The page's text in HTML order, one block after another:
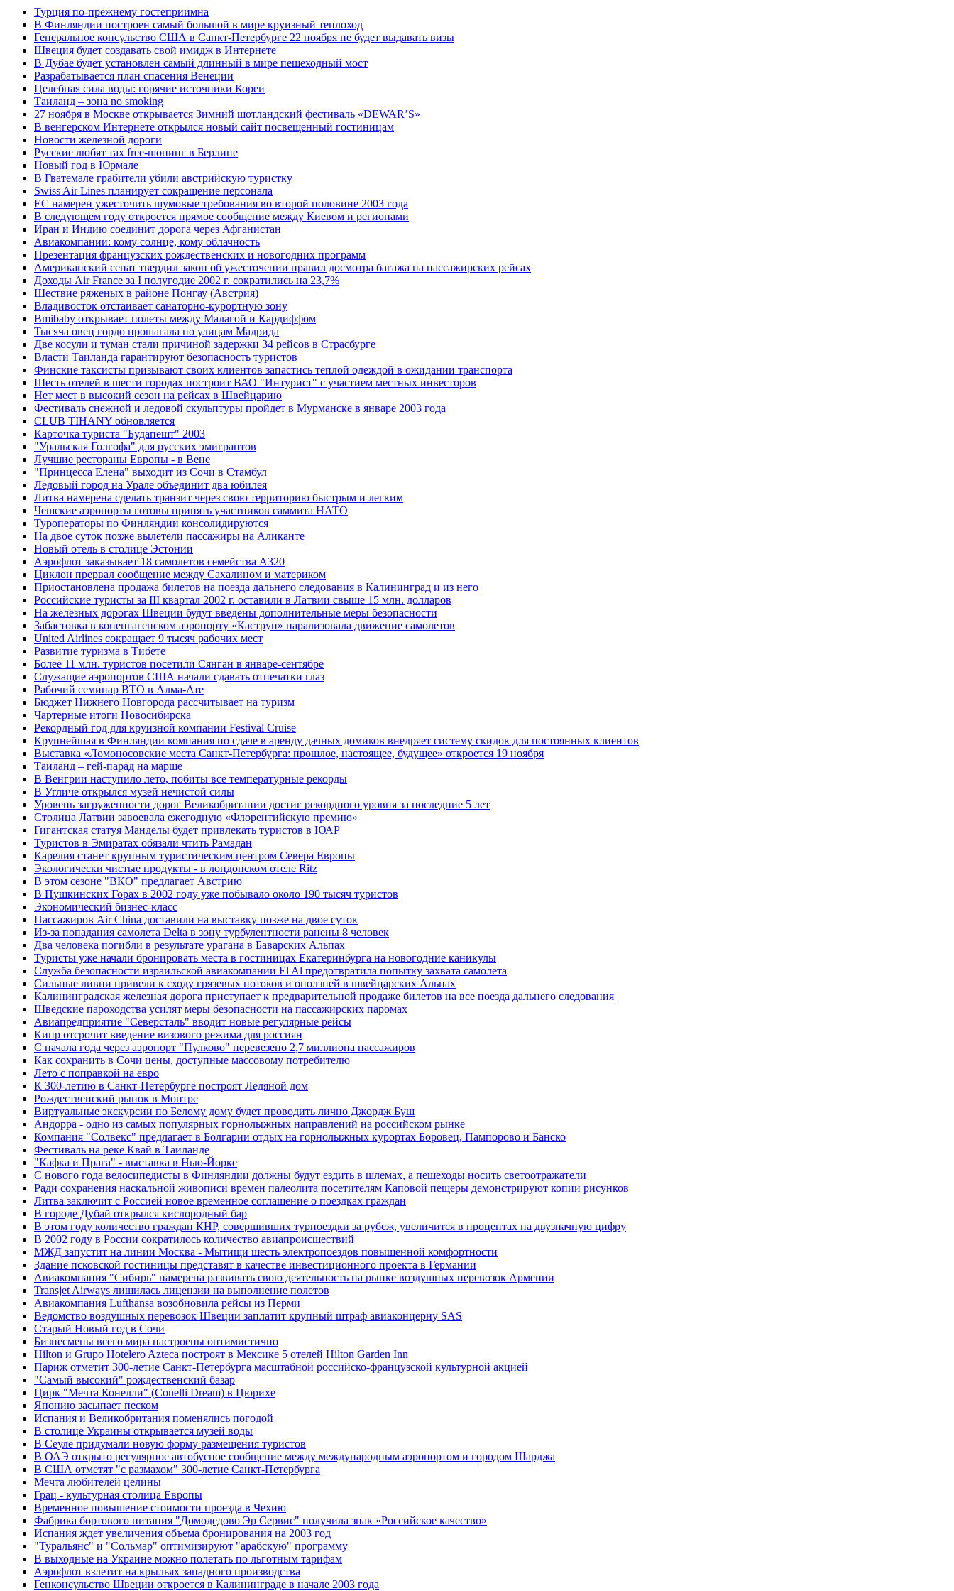
Турция по-прежнему гостеприимна
В Финляндии построен самый большой в мире круизный теплоход
Генеральное консульство США в Санкт-Петербурге 22 ноября не будет выдавать визы
Швеция будет создавать свой имидж в Интернете
В Дубае будет установлен самый длинный в мире пешеходный мост
Разрабатывается план спасения Венеции
Целебная сила воды: горячие источники Кореи
Таиланд – зона no smoking
27 ноября в Москве открывается Зимний шотландский фестиваль «DEWAR’S»
В венгерском Интернете открылся новый сайт посвещенный гостиницам
Новости железной дороги
Русские любят тax free-шопинг в Берлине
Новый год в Юрмале
В Гватемале грабители убили австрийскую туристку
Swiss Air Lines планирует сокращение персонала
ЕС намерен ужесточить шумовые требования во второй половине 2003 года
В следующем году откроется прямое сообщение между Киевом и регионами
Иран и Индию соединит дорога через Афганистан
Авиакомпании: кому солнце, кому облачность
Презентация французских рождественских и новогодних программ
Американский сенат твердил закон об ужесточении правил досмотра багажа на пассажирских рейсах
Доходы Air France за I полугодие 2002 г. сократились на 23,7%
Шествие ряженых в районе Понгау (Австрия)
Владивосток отстаивает санаторно-курортную зону
Bmibaby открывает полеты между Малагой и Кардиффом
Тысяча овец гордо прошагала по улицам Мадрида
Две косули и туман стали причиной задержки 34 рейсов в Страсбурге
Власти Таиланда гарантируют безопасность туристов
Финские таксисты призывают своих клиентов запастись теплой одеждой в ожидании транспорта
Шесть отелей в шести городах построит ВАО "Интурист" с участием местных инвесторов
Нет мест в высокий сезон на рейсах в Швейцарию
Фестиваль снежной и ледовой скульптуры пройдет в Мурманске в январе 2003 года
CLUB TIHANY обновляется
Карточка туриста "Будапешт" 2003
"Уральская Голгофа" для русских эмигрантов
Лучшие рестораны Европы - в Вене
"Принцесса Елена" выходит из Сочи в Стамбул
Ледовый город на Урале объединит два юбилея
Литва намерена сделать транзит через свою территорию быстрым и легким
Чешские аэропорты готовы принять участников саммита НАТО
Туроператоры по Финляндии консолидируются
На двое суток позже вылетели пассажиры на Аликанте
Новый отель в столице Эстонии
Аэрофлот заказывает 18 самолетов семейства А320
Циклон прервал сообщение между Сахалином и материком
Приостановлена продажа билетов на поезда дальнего следования в Калининград и из него
Российские туристы за III квартал 2002 г. оставили в Латвии свыше 15 млн. долларов
На железных дорогах Швеции будут введены дополнительные меры безопасности
Забастовка в копенгагенском аэропорту «Каструп» парализовала движение самолетов
United Airlines сокращает 9 тысяч рабочих мест
Развитие туризма в Тибете
Более 11 млн. туристов посетили Сянган в январе-сентябре
Cлужащие аэропортов США начали сдавать отпечатки глаз
Рабочий семинар ВТО в Алма-Ате
Бюджет Нижнего Новгорода рассчитывает на туризм
Чартерные итоги Новосибирска
Рекордный год для круизной компании Festival Cruise
Крупнейшая в Финляндии компания по сдаче в аренду дачных домиков внедряет систему скидок для постоянных клиентов
Выставка «Ломоносовские места Санкт-Петербурга: прошлое, настоящее, будущее» откроется 19 ноября
Таиланд – гей-парад на марше
В Венгрии наступило лето, побиты все температурные рекорды
В Угличе открылся музей нечистой силы
Уровень загруженности дорог Великобритании достиг рекордного уровня за последние 5 лет
Столица Латвии завоевала ежегодную «Флорентийскую премию»
Гигантская статуя Манделы будет привлекать туристов в ЮАР
Туристов в Эмиратах обязали чтить Рамадан
Карелия станет крупным туристическим центром Севера Европы
Экологически чистые продукты - в лондонском отеле Ritz
В этом сезоне "ВКО" предлагает Австрию
В Пушкинских Горах в 2002 году уже побывало около 190 тысяч туристов
Экономический бизнес-класс
Пассажиров Air China доставили на выставку позже на двое суток
Из-за попадания самолета Delta в зону турбулентности ранены 8 человек
Два человека погибли в результате урагана в Баварских Альпах
Туристы уже начали бронировать места в гостиницах Екатеринбурга на новогодние каникулы
Служба безопасности израильской авиакомпании El Al предотвратила попытку захвата самолета
Сильные ливни привели к сходу грязевых потоков и оползней в швейцарских Альпах
Калининградская железная дорога приступает к предварительной продаже билетов на все поезда дальнего следования
Шведские пароходства усилят меры безопасности на пассажирских паромах
Авиапредприятие "Северсталь" вводит новые регулярные рейсы
Кипр отсрочит введение визового режима для россиян
С начала года через аэропорт "Пулково" перевезено 2,7 миллиона пассажиров
Как сохранить в Сочи цены, доступные массовому потребителю
Лето с поправкой на евро
К 300-летию в Санкт-Петербурге построят Ледяной дом
Рождественский рынок в Монтре
Виртуальные экскурсии по Белому дому будет проводить лично Джордж Буш
Андорра - одно из самых популярных горнолыжных направлений на российском рынке
Компания "Солвекс" предлагает в Болгарии отдых на горнолыжных курортах Боровец, Пампорово и Банско
Фестиваль на реке Квай в Таиланде
"Кафка и Прага" - выставка в Нью-Йорке
С нового года велосипедисты в Финляндии должны будут ездить в шлемах, а пешеходы носить светоотражатели
Ради сохранения наскальной живописи времен палеолита посетителям Каповой пещеры демонстрируют копии рисунков
Литва заключит с Россией новое временное соглашение о поездках граждан
В городе Дубай открылся кислородный бар
В этом году количество граждан КНР, совершивших турпоездки за рубеж, увеличится в процентах на двузначную цифру
В 2002 году в России сократилось количество авиапроисшествий
МЖД запустит на линии Москва - Мытищи шесть электропоездов повышенной комфортности
Здание псковской гостиницы представят в качестве инвестиционного проекта в Германии
Авиакомпания "Сибирь" намерена развивать свою деятельность на рынке воздушных перевозок Армении
Transjet Airways лишилась лицензии на выполнение полетов
Авиакомпания Lufthansa возобновила рейсы из Перми
Ведомство воздушных перевозок Швеции заплатит крупный штраф авиаконцерну SAS
Старый Новый год в Сочи
Бизнесмены всего мира настроены оптимистично
Hilton и Grupo Hotelero Azteca построят в Мексике 5 отелей Hilton Garden Inn
Париж отметит 300-летие Санкт-Петербурга масштабной российско-французской культурной акцией
"Самый высокий" рождественский базар
Цирк "Мечта Конелли" (Conelli Dream) в Цюрихе
Японию засыпает песком
Испания и Великобритания поменялись погодой
В столице Украины открывается музей воды
В Сеуле придумали новую форму размещения туристов
В ОАЭ открыто регулярное автобусное сообщение между международным аэропортом и городом Шарджа
В США отметят "с размахом" 300-летие Санкт-Петербурга
Мечта любителей целины
Грац - культурная столица Европы
Временное повышение стоимости проезда в Чехию
Фабрика бортового питания "Домодедово Эр Сервис" получила знак «Российское качество»
Испания ждет увеличения объема бронирования на 2003 год
"Туральянс" и "Сольмар" оптимизируют "арабскую" программу
В выходные на Украине можно полетать по льготным тарифам
Аэрофлот взлетит на крыльях западного производства
Генконсульство Швеции откроется в Калининграде в начале 2003 года